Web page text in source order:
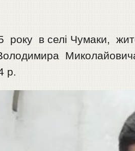
року в селі Чумаки,
р.